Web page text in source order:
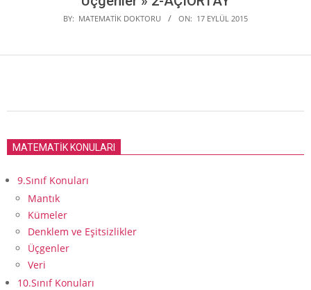
BY: MATEMATIK DOKTORU ON: 17 EYLÜL 2015
17
MATEMATİK KONULARI
9.Sınıf Konuları
Mantık
Kümeler
Denklem ve Eşitsizlikler
Üçgenler
Veri
10.Sınıf Konuları